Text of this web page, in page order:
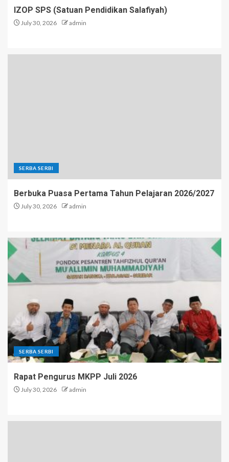
IZOP SPS (Satuan Pendidikan Salafiyah)
July 30, 2026 admin
SERBA SERBI
Berbuka Puasa Pertama Tahun Pelajaran 2026/2027
July 30, 2026 admin
SERBA SERBI
Rapat Pengurus MKPP Juli 2026
July 30, 2026 admin